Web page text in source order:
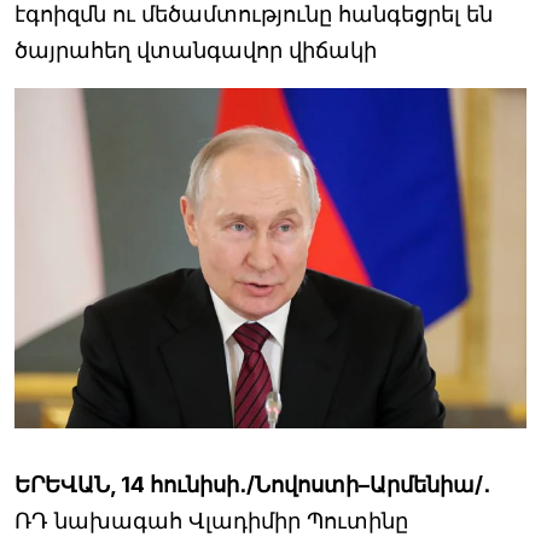
էգոիզմն ու մեծամտությունը հանգեցրել են
ծայրահեղ վտանգավոր վիճակի
ԵՐԵՎԱՆ, 14 հունիսի․/Նովոստի–Արմենիա/․
ՌԴ նախագահ Վլադիմիր Պուտինը